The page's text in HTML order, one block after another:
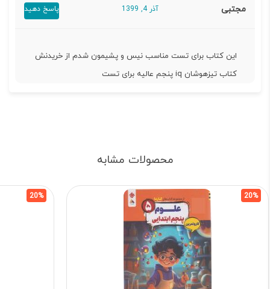
مجتبی آذر 4, 1399 پاسخ دهید
این کتاب برای تست مناسب نیس و پشیمون شدم از خریدنش
کتاب تیزهوشان iq پنجم عالیه برای تست
محصولات مشابه
20%
20%